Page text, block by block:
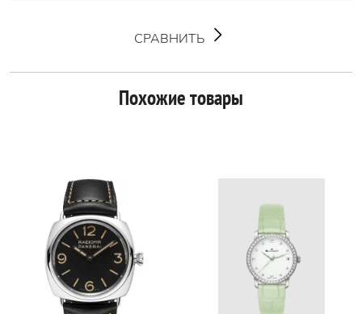
СРАВНИТЬ
Похожие товары